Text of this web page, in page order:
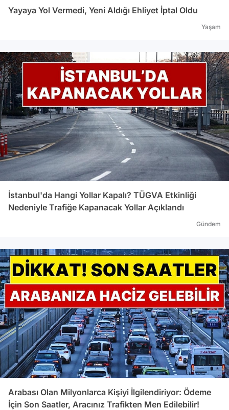
Yayaya Yol Vermedi, Yeni Aldığı Ehliyet İptal Oldu
Yaşam
İstanbul'da Hangi Yollar Kapalı? TÜGVA Etkinliği
Nedeniyle Trafiğe Kapanacak Yollar Açıklandı
Gündem
Arabası Olan Milyonlarca Kişiyi İlgilendiriyor: Ödeme
İçin Son Saatler, Aracınız Trafikten Men Edilebilir!